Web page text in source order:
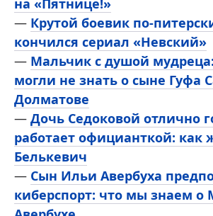
на «Пятнице!»
— Крутой боевик по-
кончился сериал «Невский»
— Мальчик с душой
могли не знать о сыне Гуфа
Долматове
— Дочь Седоковой отлично
работает официанткой: как
Белькевич
— Сын Ильи Авербуха
киберспорт: что мы знаем о